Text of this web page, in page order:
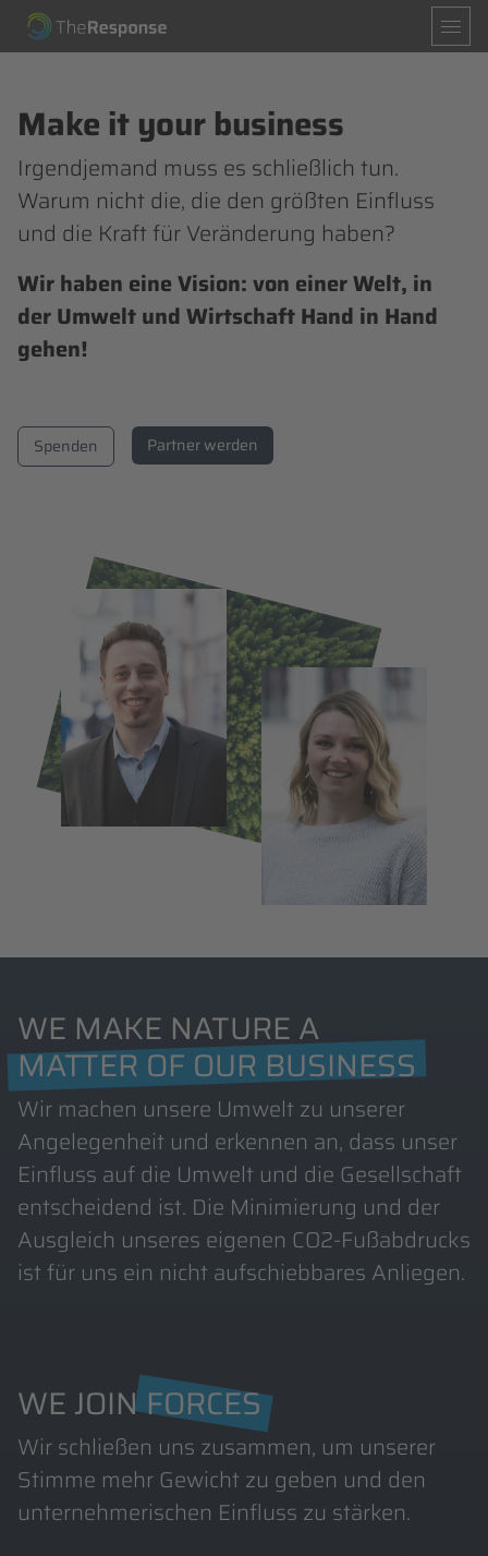
Make it your business
Irgendjemand muss es schließlich tun.
Warum nicht die, die den größten Einfluss
und die Kraft für Veränderung haben?
Wir haben eine Vision: von einer Welt, in
der Umwelt und Wirtschaft Hand in Hand
gehen!
Spenden Partner werden
WE MAKE NATURE A
MATTER OF OUR BUSINESS
Wir machen unsere Umwelt zu unserer
Angelegenheit und erkennen an, dass unser
Einfluss auf die Umwelt und die Gesellschaft
entscheidend ist. Die Minimierung und der
Ausgleich unseres eigenen CO2-Fußabdrucks
ist für uns ein nicht aufschiebbares Anliegen.
WE JOINFORCES
Wir schließen uns zusammen, um unserer
Stimme mehr Gewicht zu geben und den
unternehmerischen Einfluss zu stärken.